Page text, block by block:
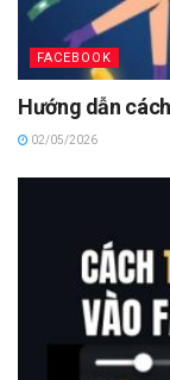
FACEBOOK
Hướng dẫn
02/05/2026